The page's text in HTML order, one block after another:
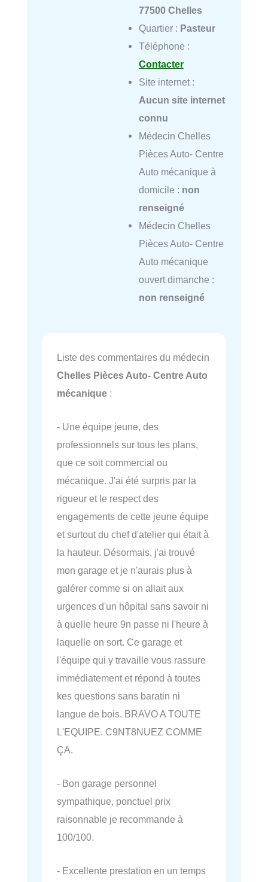
77500 Chelles
Quartier : Pasteur
Téléphone :
Contacter
Site internet :
Aucun site internet
connu
Médecin Chelles
Pièces Auto- Centre
Auto mécanique à
domicile : non
renseigné
Médecin Chelles
Pièces Auto- Centre
Auto mécanique
ouvert dimanche :
non renseigné
Liste des commentaires du médecin
Chelles Pièces Auto- Centre Auto
mécanique :
- Une équipe jeune, des
professionnels sur tous les plans,
que ce soit commercial ou
mécanique. J'ai été surpris par la
rigueur et le respect des
engagements de cette jeune équipe
et surtout du chef d'atelier qui était à
la hauteur. Désormais, j'ai trouvé
mon garage et je n'aurais plus à
galérer comme si on allait aux
urgences d'un hôpital sans savoir ni
à quelle heure 9n passe ni l'heure à
laquelle on sort. Ce garage et
l'équipe qui y travaille vous rassure
immédiatement et répond à toutes
kes questions sans baratin ni
langue de bois. BRAVO A TOUTE
L'EQUIPE. C9NT8NUEZ COMME
ÇA.
- Bon garage personnel
sympathique, ponctuel prix
raisonnable je recommande à
100/100.
- Excellente prestation en un temps